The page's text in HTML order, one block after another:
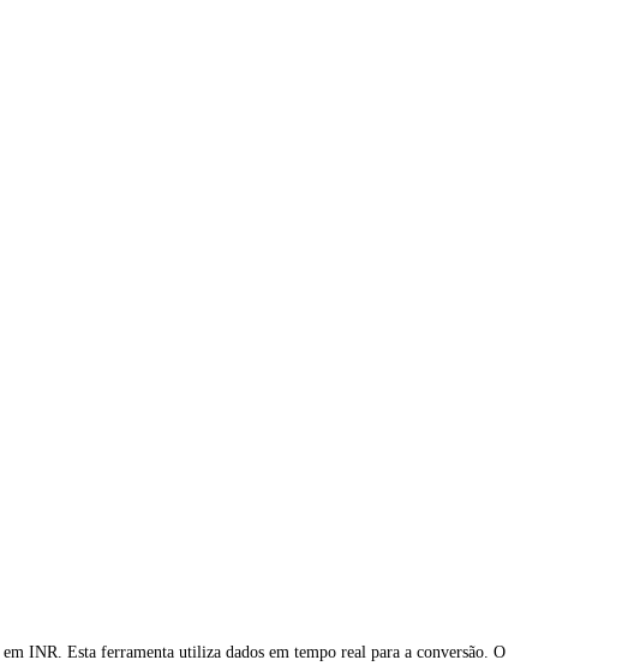
INR. Esta ferramenta utiliza dados em tempo real para a conversão. O